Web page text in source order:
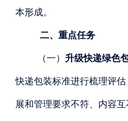
本形成。
二、重点任务
（一） 升级快递绿色
快递包装标准进行梳理评
展和管理要求不符、内容